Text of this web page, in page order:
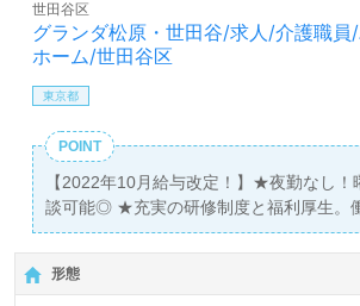
グランダ松原・世田谷/求人/介護職員
ホーム/世田谷区
世田谷区
東京都
POINT
【2022年10月給与改定！】★夜勤なし！
談可能◎ ★充実の研修制度と福利厚生。
アアップの両立を目指せる職場です！ ★
しながら活躍するスタッフが多数★ ■施
中。お気軽にお問い合わせください。
形態